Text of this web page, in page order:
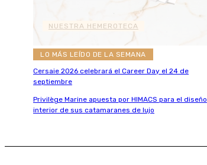
NUESTRA HEMEROTECA
LO MÁS LEÍDO DE LA SEMANA
Cersaie 2026 celebrará el Career Day el 24 de
septiembre
Privilège Marine apuesta por HIMACS para el diseño
interior de sus catamaranes de lujo